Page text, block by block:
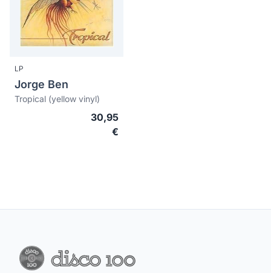
LP
Jorge Ben
Tropical (yellow vinyl)
30,95
€